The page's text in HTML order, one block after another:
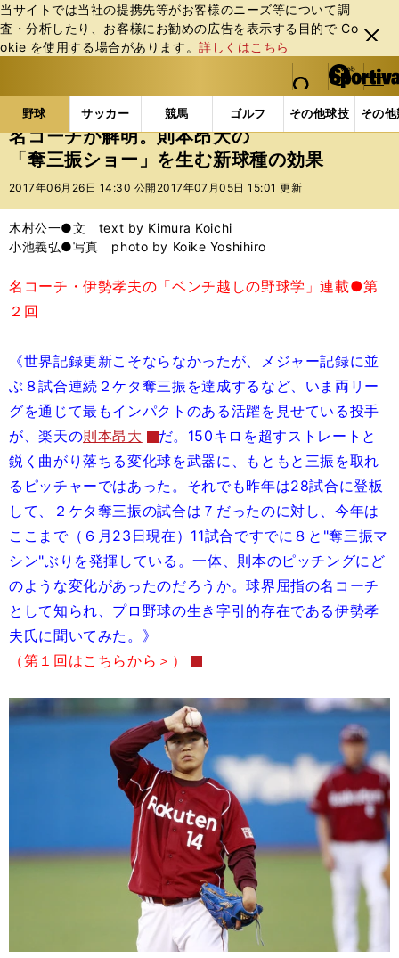
当サイトでは当社の提携先等がお客様のニーズ等について調
査・分析したり、お客様にお勧めの広告を表⽰する⽬的で Co
okie を使⽤する場合があります。詳しくはこちら
閉じ
る
web Sportiva (webスポルティーバ)
検索
マイペ
ー
ジ
メニュ
野球 サッカー 競馬 ゴルフ その他球技 その
b
ス
ポ
ル
バ
野球の記事一覧 プロ野球 名コーチが解明。則本昂
名コーチが解明。則本昂大の
「奪三振ショー」を生む新球種の効果
2017年06月26日 14:30 公開 2017年07月05日 15:01 更新
木村公一●文 text by Kimura Koichi
小池義弘●写真 photo by Koike Yoshihiro
名コーチ・伊勢孝夫の「ベンチ越しの野球学」連載●第
２回
《世界記録更新こそならなかったが、メジャー記録に並
ぶ８試合連続２ケタ奪三振を達成するなど、いま両リー
グを通じて最もインパクトのある活躍を見せている投手
が、楽天の則本昂大
だ。150キロを超すストレートと
鋭く曲がり落ちる変化球を武器に、もともと三振を取れ
るピッチャーではあった。それでも昨年は28試合に登板
して、２ケタ奪三振の試合は７だったのに対し、今年は
ここまで（６月23日現在）11試合ですでに８と"奪三振マ
シン"ぶりを発揮している。一体、則本のピッチングにど
のような変化があったのだろうか。球界屈指の名コーチ
として知られ、プロ野球の生き字引的存在である伊勢孝
夫氏に聞いてみた。》
（第１回はこちらから＞）